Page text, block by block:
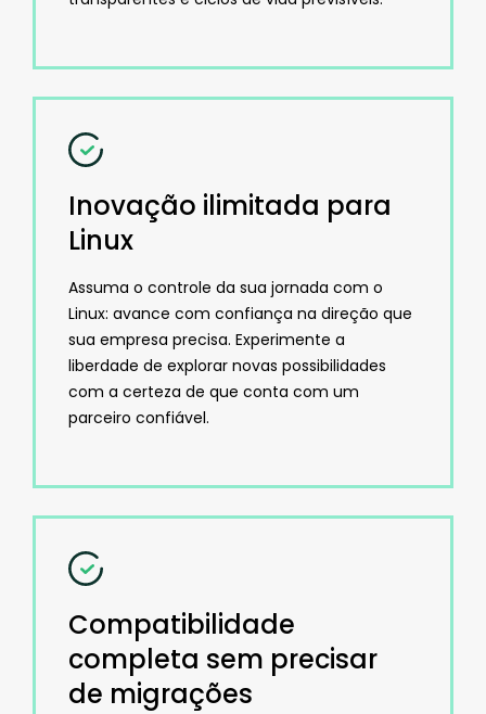
Inovação ilimitada para
Linux
Assuma o controle da sua jornada com o
Linux: avance com confiança na direção que
sua empresa precisa. Experimente a
liberdade de explorar novas possibilidades
com a certeza de que conta com um
parceiro confiável.
Compatibilidade
completa sem precisar
de migrações